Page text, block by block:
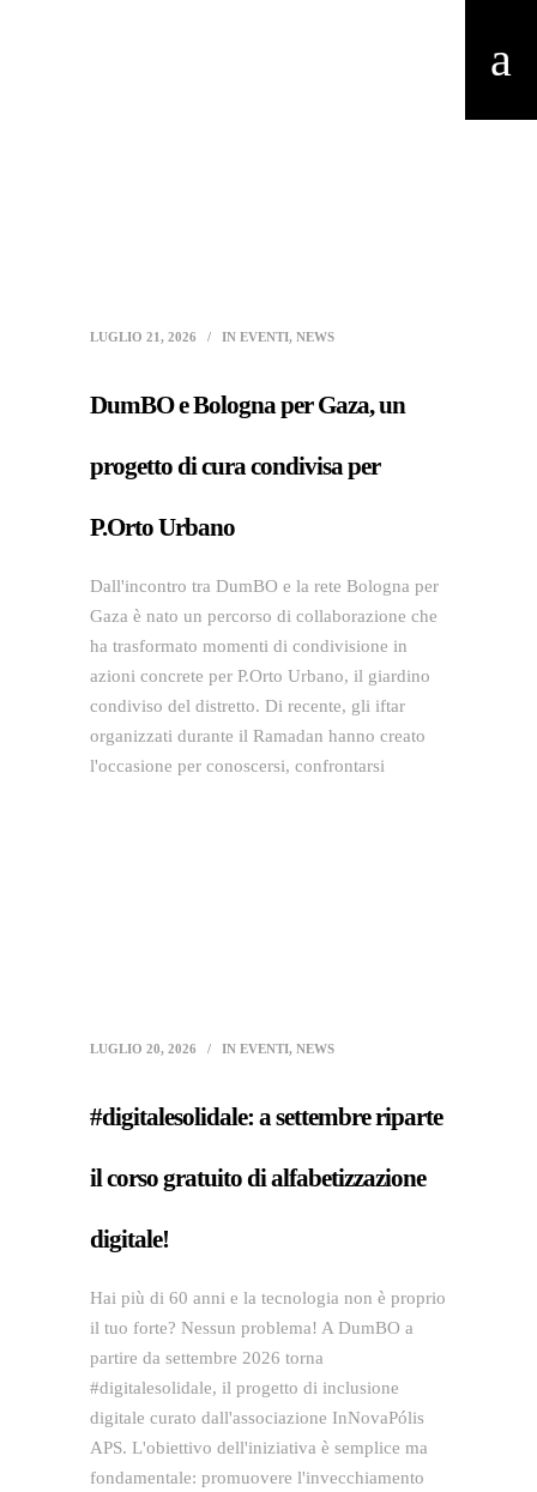
LUGLIO 21, 2026 IN EVENTI, NEWS
DumBO e Bologna per Gaza, un
progetto di cura condivisa per
P.Orto Urbano
Dall'incontro tra DumBO e la rete Bologna per
Gaza è nato un percorso di collaborazione che
ha trasformato momenti di condivisione in
azioni concrete per P.Orto Urbano, il giardino
condiviso del distretto. Di recente, gli iftar
organizzati durante il Ramadan hanno creato
l'occasione per conoscersi, confrontarsi
LUGLIO 20, 2026 IN EVENTI, NEWS
#digitalesolidale: a settembre riparte
il corso gratuito di alfabetizzazione
digitale!
Hai più di 60 anni e la tecnologia non è proprio
il tuo forte? Nessun problema! A DumBO a
partire da settembre 2026 torna
#digitalesolidale, il progetto di inclusione
digitale curato dall'associazione InNovaPólis
APS. L'obiettivo dell'iniziativa è semplice ma
fondamentale: promuovere l'invecchiamento